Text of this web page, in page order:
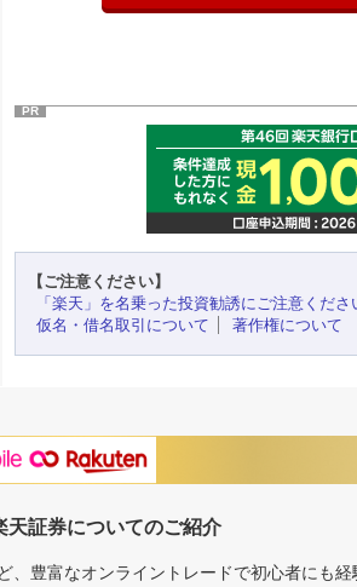
PR
【ご注意ください】
「楽天」を名乗った投資勧誘にご注意くださ
仮名・借名取引について
著作権について
天証券についてのご紹介
、豊富なオンライントレードで初心者にも